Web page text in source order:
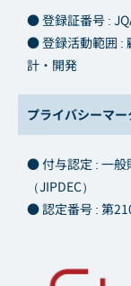
● 登録証番号 :
● 登録活動範囲 :
計・開発
プライバシーマ
● 付与認定 : 一般
（JIPDEC）
● 認定番号 : 第